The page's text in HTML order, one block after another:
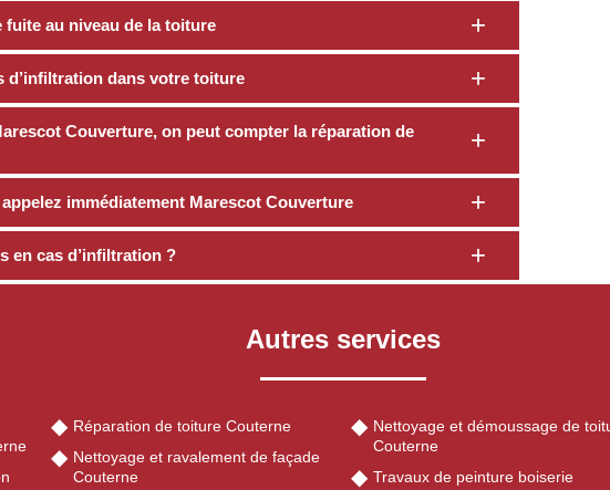
fuite au niveau de la toiture
d’infiltration dans votre toiture
Couverture, on peut compter la réparation de
immédiatement Marescot Couverture
en cas d’infiltration ?
Autres services
Réparation de toiture Couterne
Nettoyage et ravalement de façade
Couterne
Nettoyage et démoussage de
Couterne
Travaux de peinture boiserie